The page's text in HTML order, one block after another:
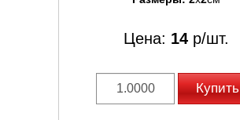
Цена: 14 р/шт.
Купить